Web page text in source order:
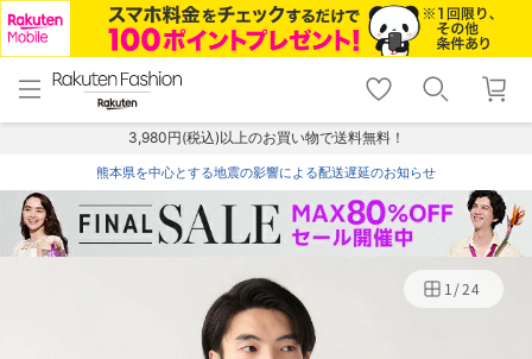
menu home
トップ
shopping_cart lock_outline
ログイン
3,980円(税込)以上のお買い物で送料無料！
熊本県を中心とする地震の影響による配送遅延のお知らせ
1/24